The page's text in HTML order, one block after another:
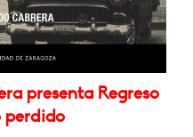
presenta Regreso
perdido